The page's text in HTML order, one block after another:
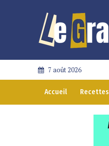
7 août 2026
Accueil Recettes